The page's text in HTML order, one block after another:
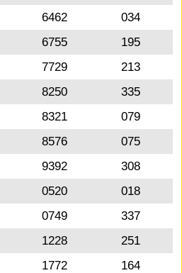
6462
034
6755
195
7729
213
8250
335
8321
079
8576
075
9392
308
0520
018
0749
337
1228
251
1772
164